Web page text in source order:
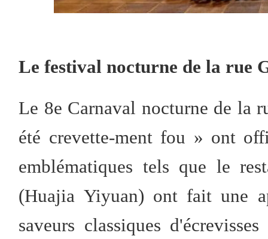
Le festival nocturne de la rue
Le 8e Carnaval nocturne de la
été crevette-ment fou » ont
emblématiques tels que le
(Huajia Yiyuan) ont fait une
saveurs classiques